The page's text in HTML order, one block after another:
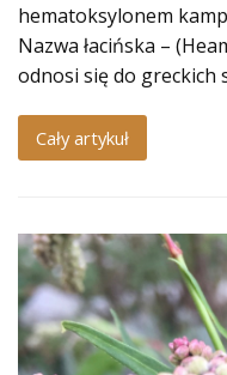
hematoksylonem
Nazwa łacińska –
odnosi się do greckich
Cały artykuł